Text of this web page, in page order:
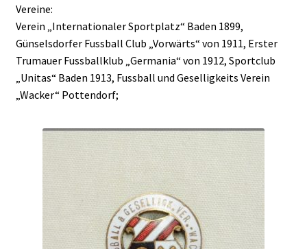
Vereine:
Verein „Internationaler Sportplatz“ Baden 1899,
Günselsdorfer Fussball Club „Vorwärts“ von 1911, Erster
Trumauer Fussballklub „Germania“ von 1912, Sportclub
„Unitas“ Baden 1913, Fussball und Geselligkeits Verein
„Wacker“ Pottendorf;